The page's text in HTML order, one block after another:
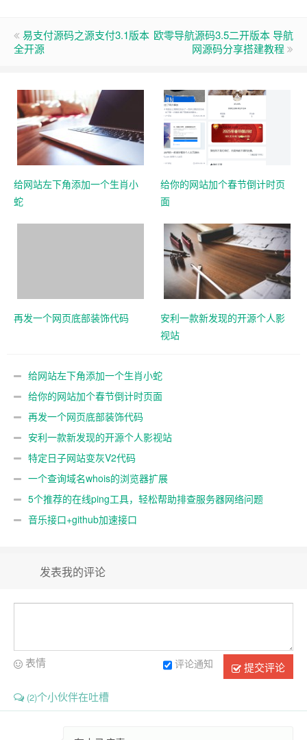
易支付源码之源支付3.1版本
全开源
欧零导航源码3.5二开版本 导航
网源码分享搭建教程
给网站左下角添加一个生肖小
蛇
给你的网站加个春节倒计时页
面
再发一个网页底部装饰代码
安利一款新发现的开源个人影
视站
给网站左下角添加一个生肖小蛇
给你的网站加个春节倒计时页面
再发一个网页底部装饰代码
安利一款新发现的开源个人影视站
特定日子网站变灰V2代码
一个查询域名whois的浏览器扩展
5个推荐的在线ping工具，轻松帮助排查服务器网络问题
音乐接口+github加速接口
发表我的评论
提交评论
评论通知
表情
(2)个小伙伴在吐槽